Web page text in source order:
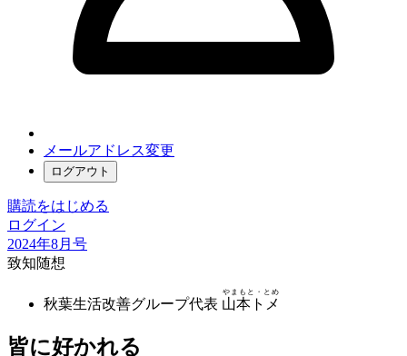
メールアドレス変更
ログアウト
購読をはじめる
ログイン
2024年8月号
致知随想
秋葉生活改善グループ代表 山本トメ
やまもと・とめ
皆に好かれる